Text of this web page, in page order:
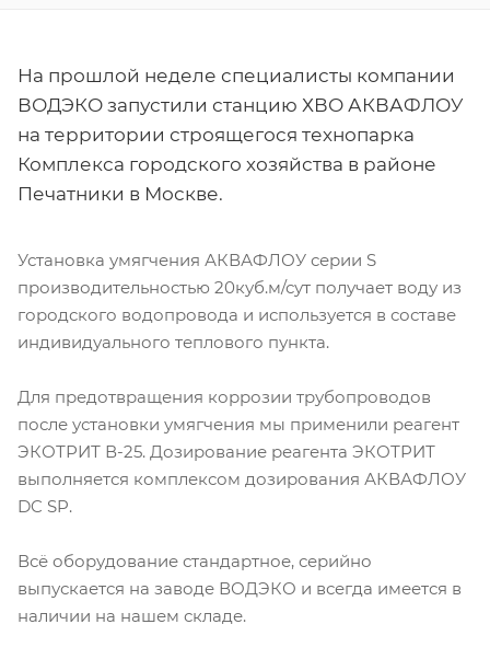
На прошлой неделе специалисты компании
ВОДЭКО запустили станцию ХВО АКВАФЛОУ
на территории строящегося технопарка
Комплекса городского хозяйства в районе
Печатники в Москве.
Установка умягчения АКВАФЛОУ серии S
производительностью 20куб.м/сут получает воду из
городского водопровода и используется в составе
индивидуального теплового пункта.
Для предотвращения коррозии трубопроводов
после установки умягчения мы применили реагент
ЭКОТРИТ В-25. Дозирование реагента ЭКОТРИТ
выполняется комплексом дозирования АКВАФЛОУ
DC SP.
Всё оборудование стандартное, серийно
выпускается на заводе ВОДЭКО и всегда имеется в
наличии на нашем складе.